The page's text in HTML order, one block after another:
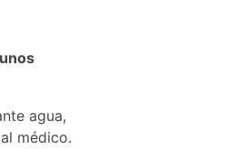
agua,
médico.